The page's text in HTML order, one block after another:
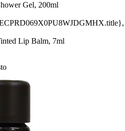
Gel, 200ml
Lip Balm, 7ml